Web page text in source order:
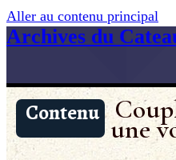
Aller au contenu principal
Archives du
Contenu
une